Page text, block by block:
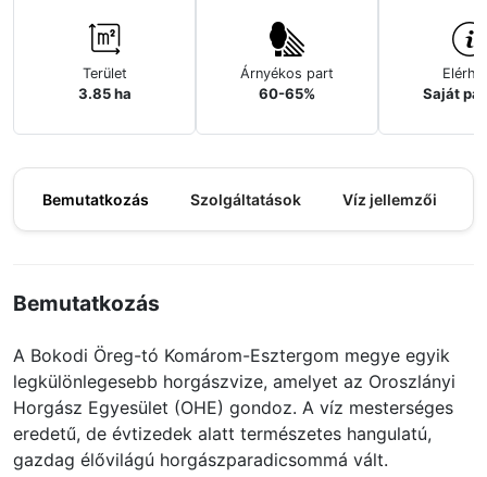
Terület
3.85 ha
Árnyékos part
60-65% Saját
Bemutatkozás Szolgáltatások Víz jellemzői
Bemutatkozás
A Bokodi Öreg-tó Komárom-Esztergom megye egyik
legkülönlegesebb horgászvize, amelyet az Oroszlányi
Horgász Egyesület (OHE) gondoz. A víz mesterséges
eredetű, de évtizedek alatt természetes hangulatú,
gazdag élővilágú horgászparadicsommá vált.